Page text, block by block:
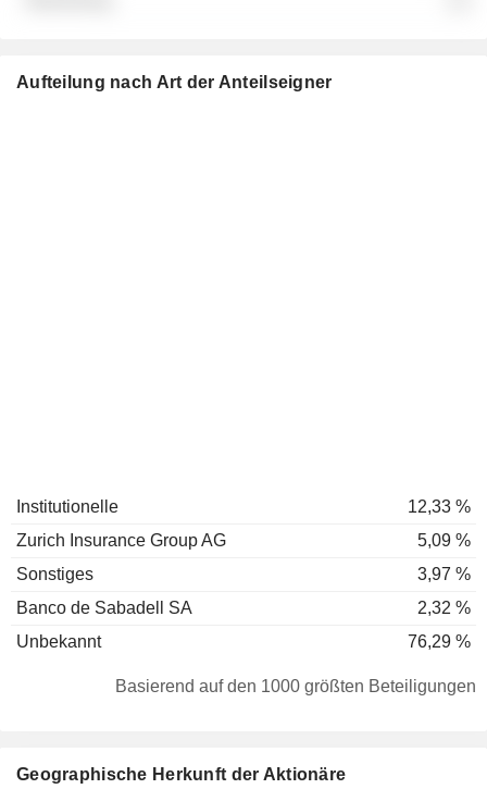
Aufteilung nach Art der Anteilseigner
Institutionelle
12,33 %
Zurich Insurance Group AG
5,09 %
Sonstiges
3,97 %
Banco de Sabadell SA
2,32 %
Unbekannt
76,29 %
Basierend auf den 1000 größten Beteiligungen
Geographische Herkunft der Aktionäre